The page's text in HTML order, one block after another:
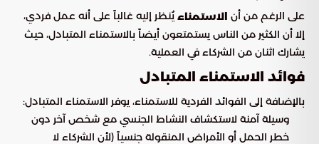
على الرغم من أن الاستمناء يُنظر إليه غالباً على أنه عمل فردي،
إلا أن الكثير من الناس يستمتعون أيضاً بالاستمناء المتبادل، حيث
يشارك اثنان من الشركاء في العملية.
فوائد الاستمناء المتبادل
بالإضافة إلى الفوائد الفردية للاستمناء، يوفر الاستمناء المتبادل:
وسيلة آمنة لاستكشاف النشاط الجنسي مع شخص آخر دون
خطر الحمل أو الأمراض المنقولة جنسياً (لأن الشركاء لا